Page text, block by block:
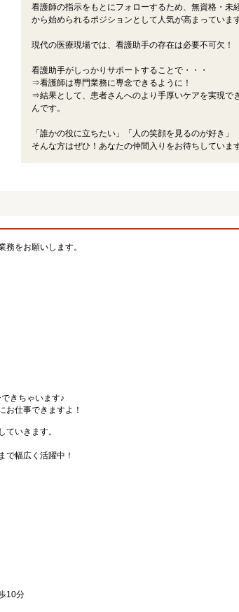
看護師の指示をもとにフォローするため、無資格・未
から始められるポジションとして人気が高まっていま
現代の医療現場では、看護助手の存在は必要不可欠！
看護助手がしっかりサポートすることで・・・
⇒看護師は専門業務に専念できるように！
⇒結果として、患者さんへのより手厚いケアを実現で
んです。
「誰かの役に立ちたい」「人の笑顔を見るのが好き」
そんな方はぜひ！あなたの仲間入りをお待ちしていま
をお願いします。
きちゃいます♪
仕事できますよ！
いきます。
で幅広く活躍中！
10分